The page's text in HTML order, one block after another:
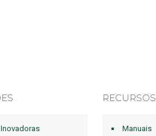
RECURSOS
Manuais